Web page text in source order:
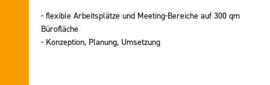
- flexible Arbeitsplätze und Meeting-Bereiche auf 300 qm
Bürofläche
- Konzeption, Planung, Umsetzung